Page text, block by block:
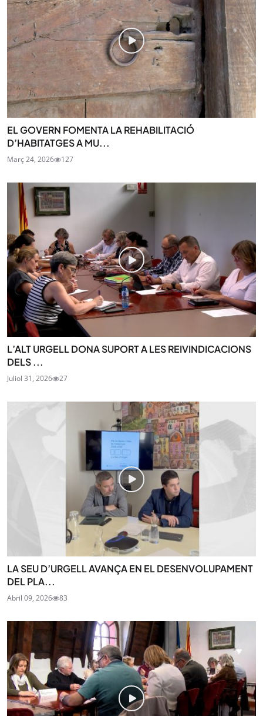
EL GOVERN FOMENTA LA REHABILITACIÓ
D’HABITATGES A MU...
Març 24, 2026 127
L’ALT URGELL DONA SUPORT A LES REIVINDICACIONS
DELS ...
Juliol 31, 2026 27
LA SEU D’URGELL AVANÇA EN EL DESENVOLUPAMENT
DEL PLA...
Abril 09, 2026 83